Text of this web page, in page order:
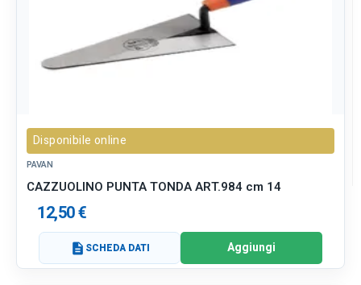
Disponibile online
PAVAN
CAZZUOLINO PUNTA TONDA ART.984 cm 14
12,50 €
description SCHEDA DATI Aggiungi